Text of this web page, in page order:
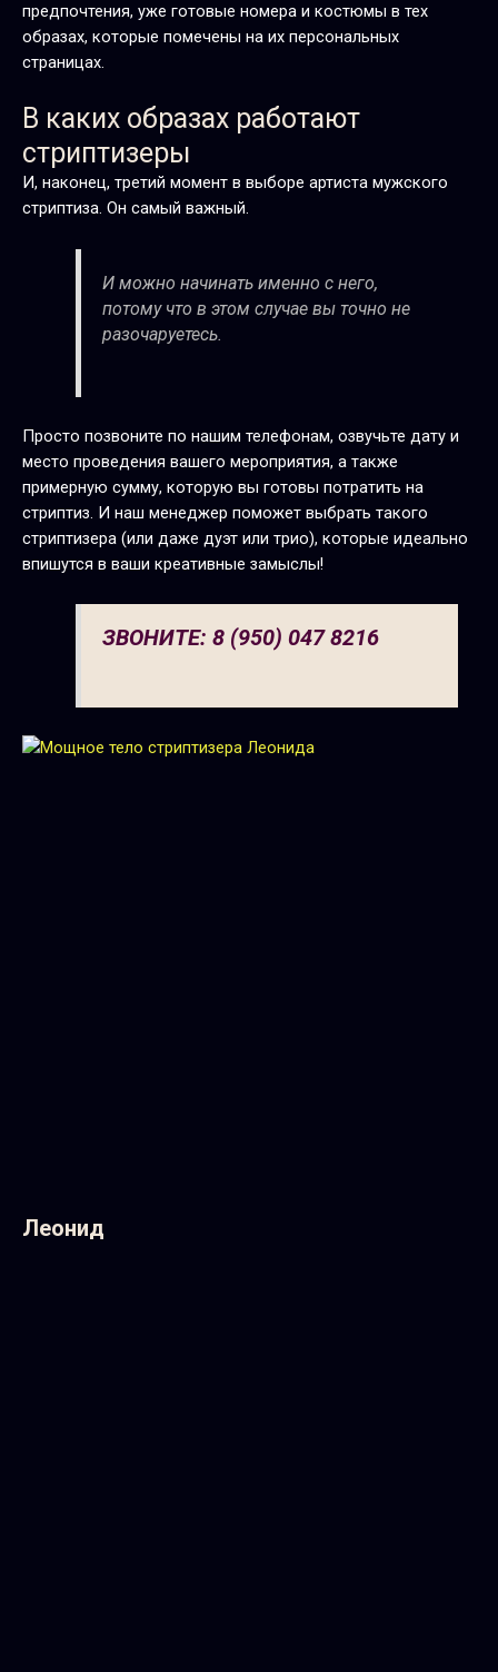
предпочтения, уже готовые номера и костюмы в тех
образах, которые помечены на их персональных
страницах.
В каких образах работают
стриптизеры
И, наконец, третий момент в выборе артиста мужского
стриптиза. Он самый важный.
И можно начинать именно с него,
потому что в этом случае вы точно не
разочаруетесь.
Просто позвоните по нашим телефонам, озвучьте дату и
место проведения вашего мероприятия, а также
примерную сумму, которую вы готовы потратить на
стриптиз. И наш менеджер поможет выбрать такого
стриптизера (или даже дуэт или трио), которые идеально
впишутся в ваши креативные замыслы!
ЗВОНИТЕ: 8 (950) 047 8216
Леонид